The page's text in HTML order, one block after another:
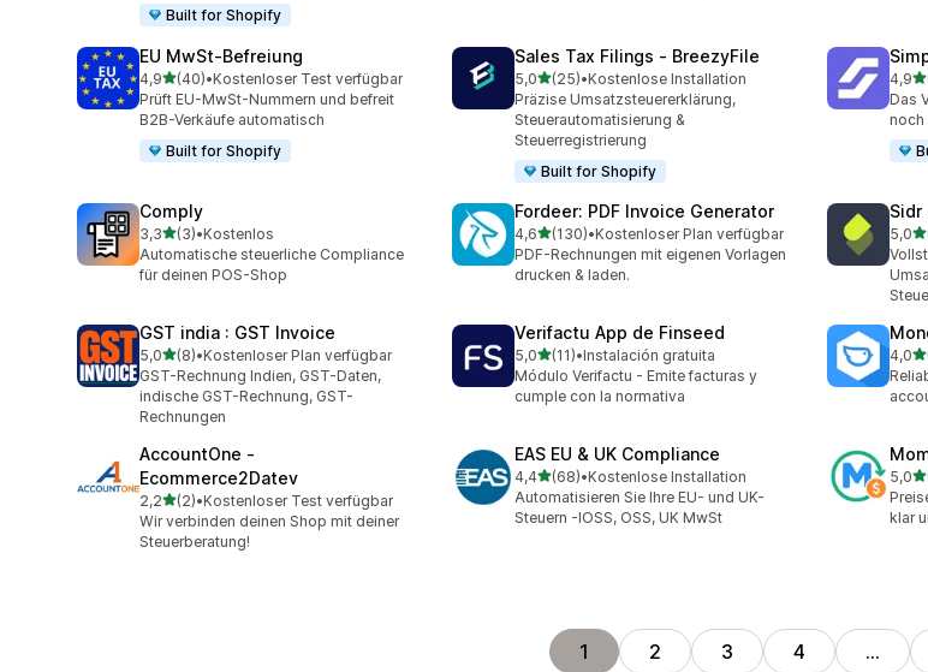
Built for Shopify
EU MwSt‑Befreiung
4,9von 5 Sternen
(40)
40 Rezensionen insgesamt
•Kostenloser Test verfügbar
Prüft EU-MwSt-Nummern und befreit
B2B-Verkäufe automatisch
Built for Shopify
Sales Tax Filings ‑ BreezyFile
5,0von 5 Sternen
(25)
25 Rezensionen insgesamt
•Kostenlose Installation
Präzise Umsatzsteuererklärung,
Steuerautomatisierung &
Steuerregistrierung
Built for Shopify
4,9
410
Das
noch
Comply
3,3von 5 Sternen
(3)
3 Rezensionen insgesamt
•Kostenlos
Automatische steuerliche Compliance
für deinen POS-Shop
Fordeer: PDF Invoice Generator
4,6von 5 Sternen
(130)
130 Rezensionen insgesamt
•Kostenloser Plan verfügbar
PDF-Rechnungen mit eigenen Vorlagen
drucken & laden.
Sidr
5,0
63
GST india : GST Invoice
5,0von 5 Sternen
(8)
8 Rezensionen insgesamt
•Kostenloser Plan verfügbar
GST-Rechnung Indien, GST-Daten,
indische GST-Rechnung, GST-
Rechnungen
Verifactu App de Finseed
5,0von 5 Sternen
(11)
11 Rezensionen insgesamt
•Instalación gratuita
Módulo Verifactu - Emite facturas y
cumple con la normativa
4,0
29
AccountOne ‑
Ecommerce2Datev
2,2von 5 Sternen
(2)
2 Rezensionen insgesamt
•Kostenloser Test verfügbar
Wir verbinden deinen Shop mit deiner
Steuerberatung!
EAS EU & UK Compliance
4,4von 5 Sternen
(68)
68 Rezensionen insgesamt
•Kostenlose Installation
Automatisieren Sie Ihre EU- und UK-
Steuern -IOSS, OSS, UK MwSt
5,0
8
klar
1 2 3 4 …